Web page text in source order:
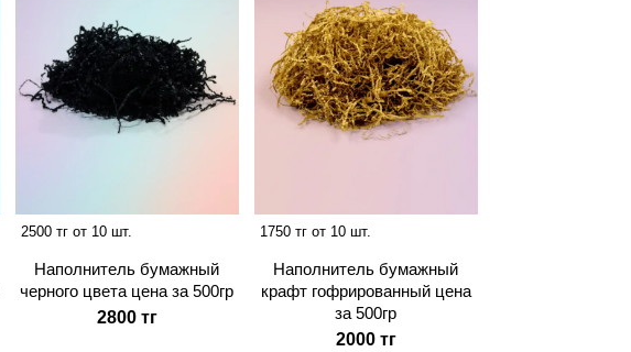
2500 тг от 10 шт.
Наполнитель бумажный
черного цвета цена за 500гр
2800 тг
1750 тг от 10 шт.
Наполнитель бумажный
крафт гофрированный цена
за 500гр
2000 тг